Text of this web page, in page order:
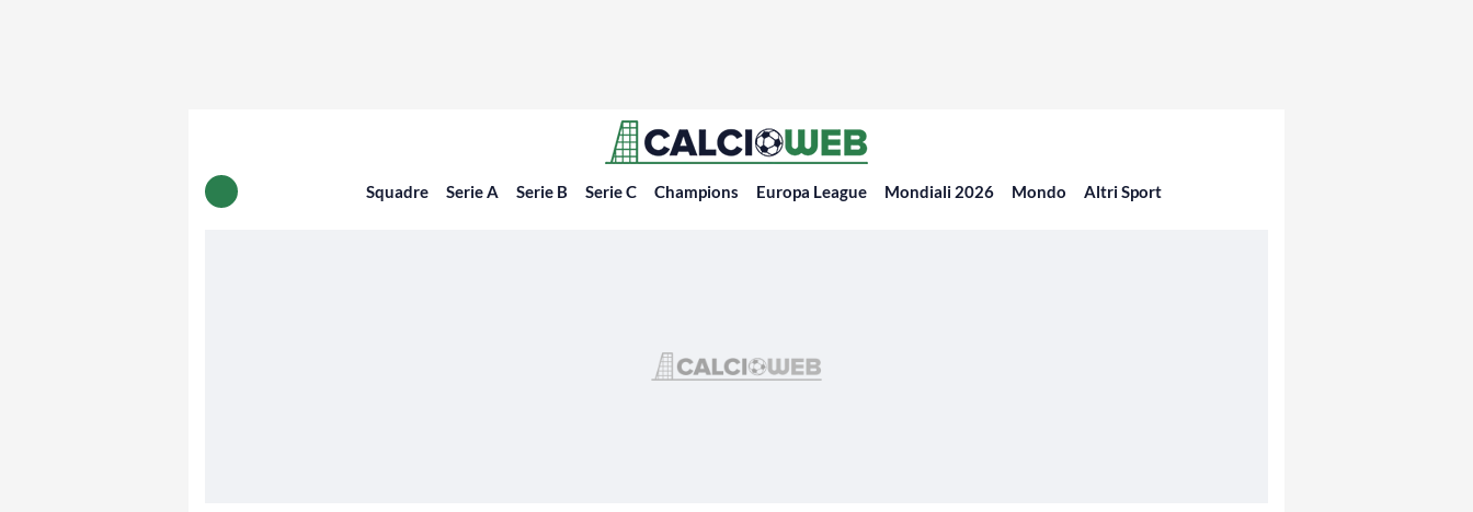
Squadre Serie A Serie B Serie C Champions Europa League Mondiali 2026 Mondo Altri Sport